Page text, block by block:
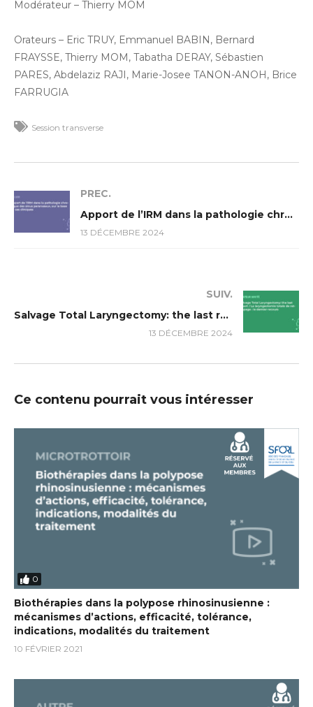
Modérateur – Thierry MOM
Orateurs – Eric TRUY, Emmanuel BABIN, Bernard
FRAYSSE, Thierry MOM, Tabatha DERAY, Sébastien
PARES, Abdelaziz RAJI, Marie-Josee TANON-ANOH, Brice
FARRUGIA
Session transverse
PREC.
Apport de l’IRM dans la pathologie chronique des sinus paranasaux, sur la base de cas cliniques
13 DÉCEMBRE 2024
SUIV.
Salvage Total Laryngectomy: the last resort / La laryngectomie totale de rattrapage : le dernier recours
13 DÉCEMBRE 2024
Ce contenu pourrait vous intéresser
0
Biothérapies dans la polypose rhinosinusienne :
mécanismes d’actions, efficacité, tolérance,
indications, modalités du traitement
10 FÉVRIER 2021